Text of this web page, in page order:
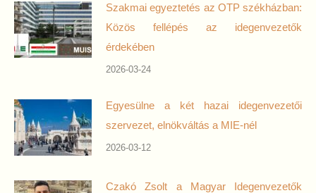
Szakmai egyeztetés az OTP székházban:
Közös fellépés az idegenvezetők
érdekében
2026-03-24
Egyesülne a két hazai idegenvezetői
szervezet, elnökváltás a MIE-nél
2026-03-12
Czakó Zsolt a Magyar Idegenvezetők